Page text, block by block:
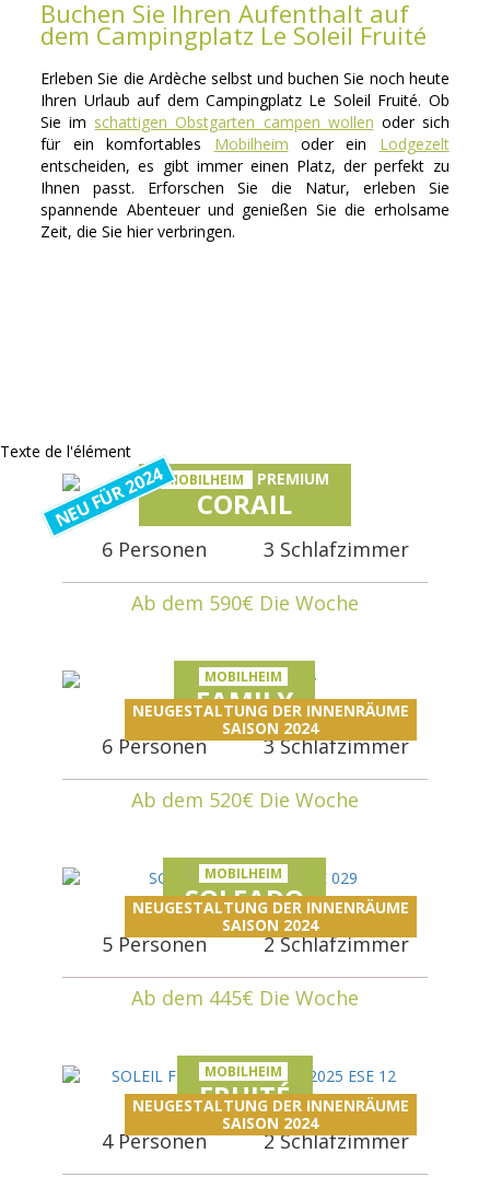
Buchen Sie Ihren Aufenthalt auf
dem Campingplatz Le Soleil Fruité
Erleben Sie die Ardèche selbst und buchen Sie noch heute
Ihren Urlaub auf dem Campingplatz Le Soleil Fruité. Ob
Sie im schattigen Obstgarten campen wollen oder sich
für ein komfortables Mobilheim oder ein Lodgezelt
entscheiden, es gibt immer einen Platz, der perfekt zu
Ihnen passt. Erforschen Sie die Natur, erleben Sie
spannende Abenteuer und genießen Sie die erholsame
Zeit, die Sie hier verbringen.
Texte de l'élément
NEU FÜR 2024MOBILHEIM PREMIUM
CORAIL
6 Personen 3 Schlafzimmer
Ab dem 590€ Die Woche
NEUGESTALTUNG DER INNENRÄUME
SAISON 2024
MOBILHEIM
FAMILY
6 Personen 3 Schlafzimmer
Ab dem 520€ Die Woche
NEUGESTALTUNG DER INNENRÄUME
SAISON 2024
MOBILHEIM
SOLEADO
5 Personen 2 Schlafzimmer
Ab dem 445€ Die Woche
NEUGESTALTUNG DER INNENRÄUME
SAISON 2024
MOBILHEIM
FRUITÉ
4 Personen 2 Schlafzimmer